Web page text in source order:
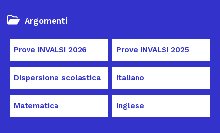
Argomenti
Prove INVALSI 2026 Prove INVALSI 2025
Dispersione scolastica Italiano
Matematica Inglese